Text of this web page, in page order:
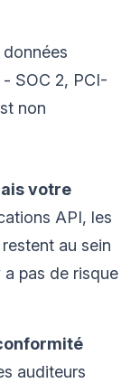
SOC 2, PCI-
non
votre
API, les
au sein
pas de risque
auditeurs